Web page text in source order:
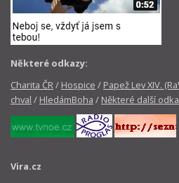
Některé odkazy:
Charita ČR/ Hospice / Papež Lev XIV.
chval / HledámBoha / Některé další
Vira.cz